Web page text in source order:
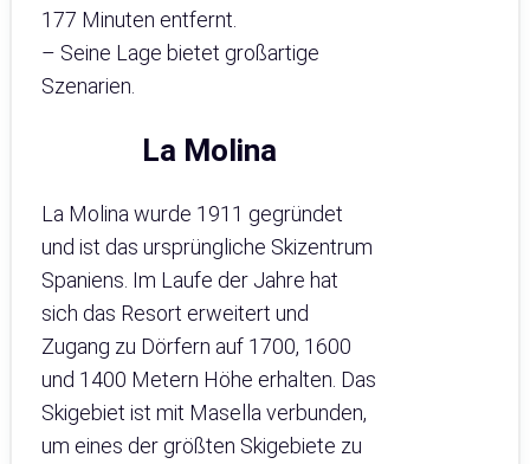
177 Minuten entfernt.
– Seine Lage bietet großartige
Szenarien.
La Molina
La Molina wurde 1911 gegründet
und ist das ursprüngliche Skizentrum
Spaniens. Im Laufe der Jahre hat
sich das Resort erweitert und
Zugang zu Dörfern auf 1700, 1600
und 1400 Metern Höhe erhalten. Das
Skigebiet ist mit Masella verbunden,
um eines der größten Skigebiete zu